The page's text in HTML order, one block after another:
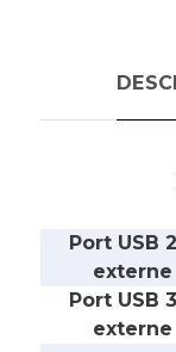
Port USB
externe
Port USB
externe